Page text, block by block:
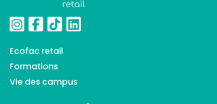
Ecofac retail
Formations
Vie des campus